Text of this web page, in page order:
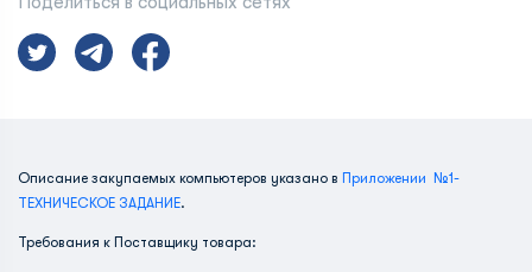
Описание закупаемых компьютеров указано в Приложении №1-
ТЕХНИЧЕСКОЕ ЗАДАНИЕ.
Требования к Поставщику товара: